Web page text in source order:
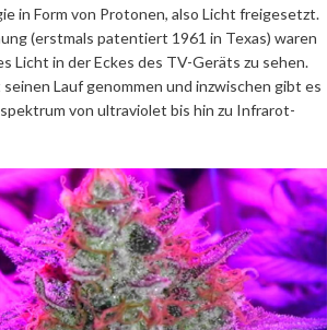
in Form von Protonen, also Licht freigesetzt.
(erstmals patentiert 1961 in Texas) waren
Licht in der Eckes des TV-Geräts zu sehen.
Lauf genommen und inzwischen gibt es
von ultraviolet bis hin zu Infrarot-